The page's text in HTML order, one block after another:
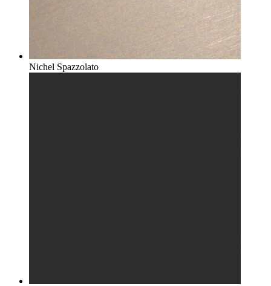
Nichel Spazzolato